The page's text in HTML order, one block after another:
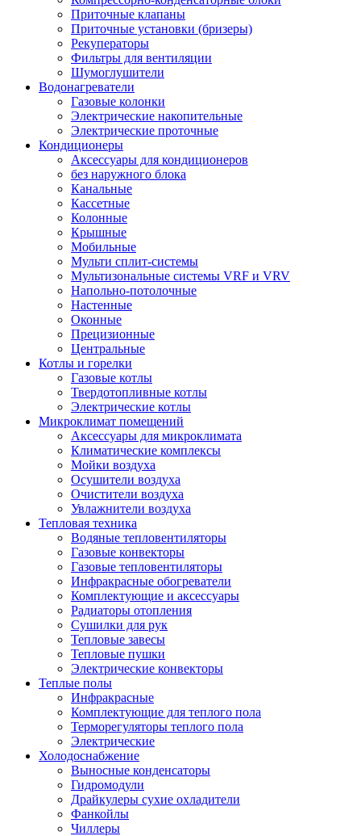
Приточные клапаны
Приточные установки (бризеры)
Рекуператоры
Фильтры для вентиляции
Шумоглушители
Водонагреватели
Газовые колонки
Электрические накопительные
Электрические проточные
Кондиционеры
Аксессуары для кондиционеров
без наружного блока
Канальные
Кассетные
Колонные
Крышные
Мобильные
Мульти сплит-системы
Мультизональные системы VRF и VRV
Напольно-потолочные
Настенные
Оконные
Прецизионные
Центральные
Котлы и горелки
Газовые котлы
Твердотопливные котлы
Электрические котлы
Микроклимат помещений
Аксессуары для микроклимата
Климатические комплексы
Мойки воздуха
Осушители воздуха
Очистители воздуха
Увлажнители воздуха
Тепловая техника
Водяные тепловентиляторы
Газовые конвекторы
Газовые тепловентиляторы
Инфракрасные обогреватели
Комплектующие и аксессуары
Радиаторы отопления
Сушилки для рук
Тепловые завесы
Тепловые пушки
Электрические конвекторы
Теплые полы
Инфракрасные
Комплектующие для теплого пола
Терморегуляторы теплого пола
Электрические
Холодоснабжение
Выносные конденсаторы
Гидромодули
Драйкулеры сухие охладители
Фанкойлы
Чиллеры